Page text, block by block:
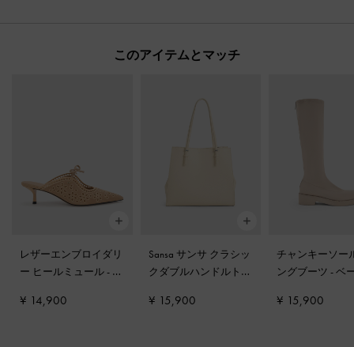
このアイテムとマッチ
レザーエンブロイダリ
ー ヒールミュール- ベ
¥ 14,900
Sansa サンサ クラシッ
クダブルハンドルトー
¥ 15,900
チャンキーソー
ングブーツ-ベ
¥ 15,900